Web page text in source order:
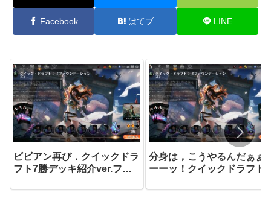
Facebook はてブ LINE
ビビアン再び．クイックドラ
フト7勝デッキ紹介ver.ファ
分身は，こうやるんだぁぁ
ーーッ！クイックドラフト7
ーションズ